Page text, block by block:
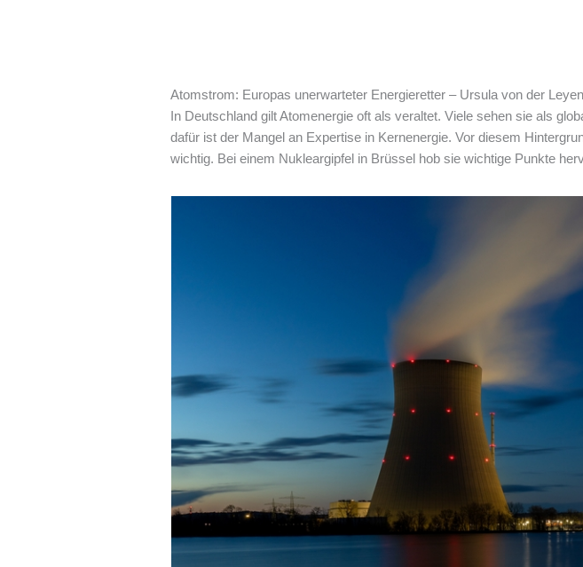
Atomstrom: Europas unerwarteter Energieretter – Ursula von der
In Deutschland gilt Atomenergie oft als veraltet. Viele sehen sie als
dafür ist der Mangel an Expertise in Kernenergie. Vor diesem
wichtig. Bei einem Nukleargipfel in Brüssel hob sie wichtige Punkte